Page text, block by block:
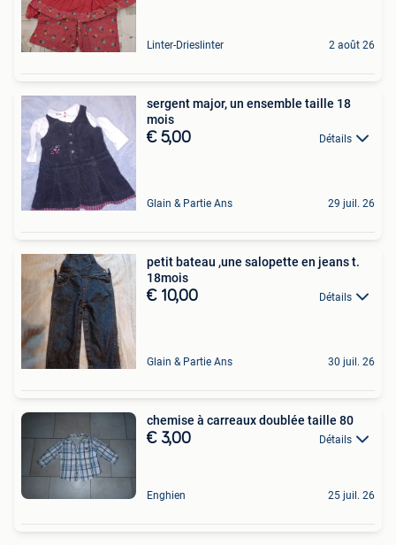
Linter-Drieslinter 2 août 26
sergent major, un ensemble taille 18
mois
€ 5,00 Détails
Glain & Partie Ans 29 juil. 26
petit bateau ,une salopette en jeans t.
18mois
€ 10,00 Détails
Glain & Partie Ans 30 juil. 26
chemise à carreaux doublée taille 80
€ 3,00 Détails
Enghien 25 juil. 26